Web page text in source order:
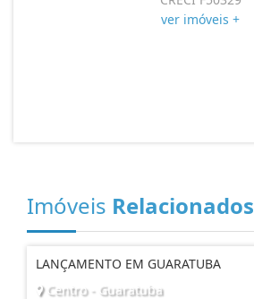
ver imóveis +
Imóveis Relacionados
LANÇAMENTO EM GUARATUBA
Centro - Guaratuba